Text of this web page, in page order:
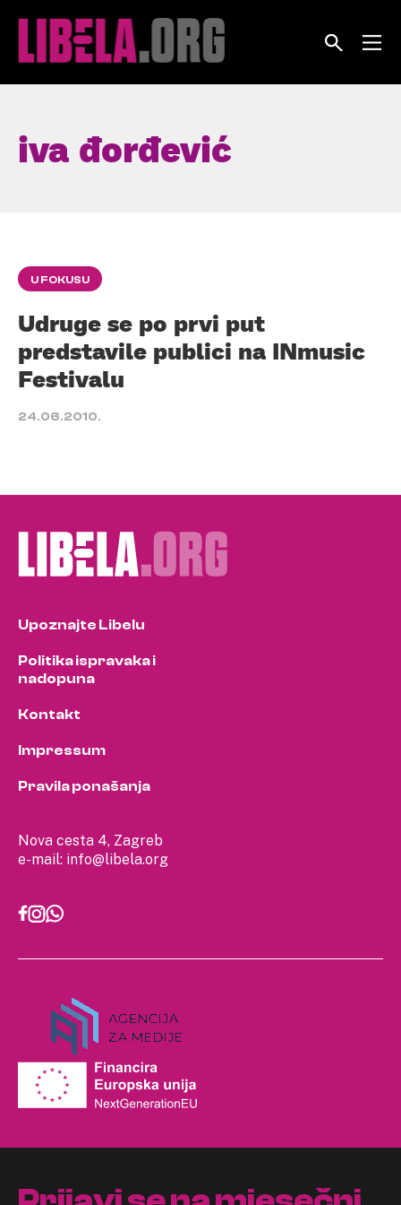
iva đorđević
U FOKUSU
Udruge se po prvi put
predstavile publici na INmusic
Festivalu
24.06.2010.
Nova cesta 4, Zagreb
e-mail: info@libela.org
Upoznajte Libelu
Politika ispravaka i
nadopuna
Kontakt
Impressum
Pravila ponašanja